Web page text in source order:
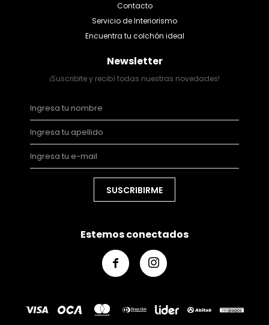
Contacto
Servicio de Interiorismo
Encuentra tu colchón ideal
Newsletter
¡Suscribite y recibí todas nuestras novedades!
SUSCRIBIRME
Estemos conectados
 